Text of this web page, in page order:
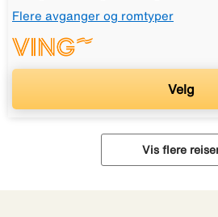
Flere avganger og romtyper
Velg
Vis flere